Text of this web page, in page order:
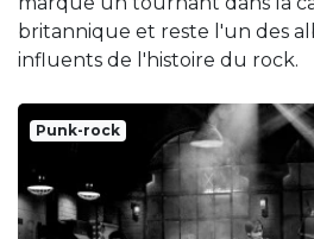
britannique et reste l'un des
influents de l'histoire du rock.
Punk-rock